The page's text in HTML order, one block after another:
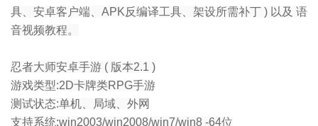
具、安卓客户端、APK反编译工具、架设所需补丁 ) 以及 语
音视频教程。
忍者大师安卓手游 ( 版本2.1 )
游戏类型:2D卡牌类RPG手游
测试状态:单机、局域、外网
支持系统:win2003/win2008/win7/win8 -64位